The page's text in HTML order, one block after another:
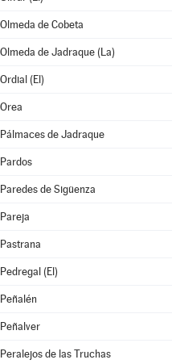
Olmeda de Cobeta
Olmeda de Jadraque (La)
Ordial (El)
Orea
Pálmaces de Jadraque
Pardos
Paredes de Sigüenza
Pareja
Pastrana
Pedregal (El)
Peñalén
Peñalver
Peralejos de las Truchas